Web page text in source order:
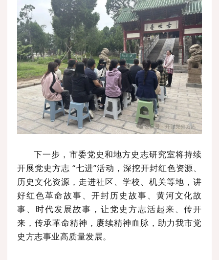
下一步，市委党史和地方史志研究室将持续
开展党史方志 “七进”活动，深挖开封红色资源、
历史文化资源，走进社区、学校、机关等地，讲
好红色革命故事、开封历史故事、黄河文化故
事、时代发展故事，让党史方志活起来、传开
来，传承革命精神，赓续精神血脉，助力我市党
史方志事业高质量发展。